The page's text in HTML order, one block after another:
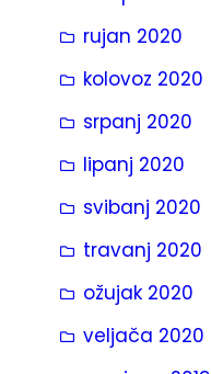
rujan 2020
kolovoz 2020
srpanj 2020
lipanj 2020
svibanj 2020
travanj 2020
ožujak 2020
veljača 2020